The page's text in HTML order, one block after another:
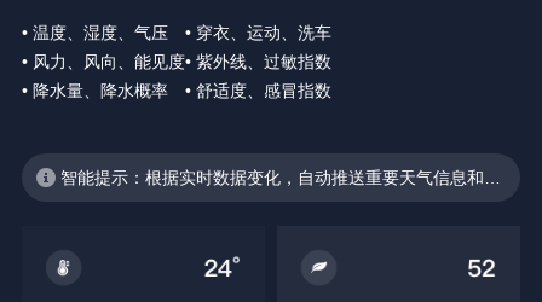
• 温度、湿度、气压
• 风力、风向、能见度
• 降水量、降水概率
• 穿衣、运动、洗车
• 紫外线、过敏指数
• 舒适度、感冒指数
智能提示：根据实时数据变化，自动推送重要天气信息和生